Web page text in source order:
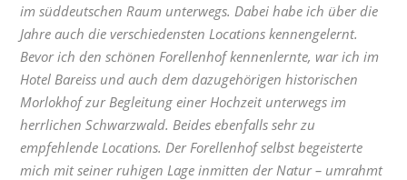
im süddeutschen Raum unterwegs. Dabei habe ich über die
Jahre auch die verschiedensten Locations kennengelernt.
Bevor ich den schönen Forellenhof kennenlernte, war ich im
Hotel Bareiss und auch dem dazugehörigen historischen
Morlokhof zur Begleitung einer Hochzeit unterwegs im
herrlichen Schwarzwald. Beides ebenfalls sehr zu
empfehlende Locations. Der Forellenhof selbst begeisterte
mich mit seiner ruhigen Lage inmitten der Natur – umrahmt